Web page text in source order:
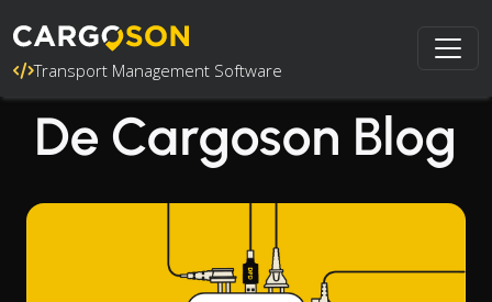
Transport Management Software
De Cargoson Blog